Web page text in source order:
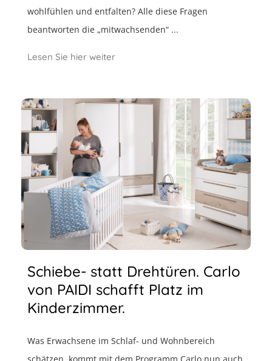
wohlfühlen und entfalten? Alle diese Fragen
beantworten die „mitwachsenden“ ...
Lesen Sie hier weiter
Schiebe- statt Drehtüren. Carlo
von PAIDI schafft Platz im
Kinderzimmer.
Was Erwachsene im Schlaf- und Wohnbereich